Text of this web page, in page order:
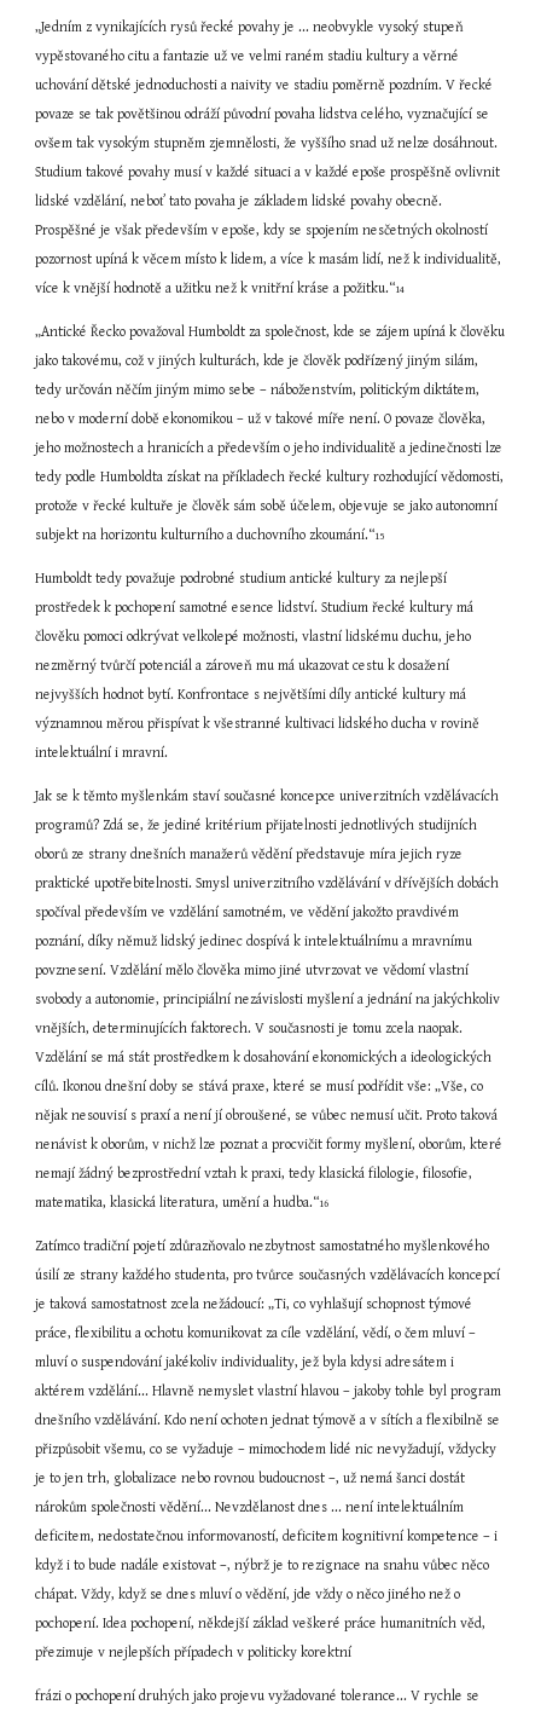
„Jedním z vynikajících rysů řecké povahy je ... neobvykle vysoký stupeň
vypěstovaného citu a fantazie už ve velmi raném stadiu kultury a věrné
uchování dětské jednoduchosti a naivity ve stadiu poměrně pozdním. V řecké
povaze se tak povětšinou odráží původní povaha lidstva celého, vyznačující se
ovšem tak vysokým stupněm zjemnělosti, že vyššího snad už nelze dosáhnout.
Studium takové povahy musí v každé situaci a v každé epoše prospěšně ovlivnit
lidské vzdělání, neboť tato povaha je základem lidské povahy obecně.
Prospěšné je však především v epoše, kdy se spojením nesčetných okolností
pozornost upíná k věcem místo k lidem, a více k masám lidí, než k individualitě,
více k vnější hodnotě a užitku než k vnitřní kráse a požitku.“14
„Antické Řecko považoval Humboldt za společnost, kde se zájem upíná k člověku
jako takovému, což v jiných kulturách, kde je člověk podřízený jiným silám,
tedy určován něčím jiným mimo sebe – náboženstvím, politickým diktátem,
nebo v moderní době ekonomikou – už v takové míře není. O povaze člověka,
jeho možnostech a hranicích a především o jeho individualitě a jedinečnosti lze
tedy podle Humboldta získat na příkladech řecké kultury rozhodující vědomosti,
protože v řecké kultuře je člověk sám sobě účelem, objevuje se jako autonomní
subjekt na horizontu kulturního a duchovního zkoumání.“15
Humboldt tedy považuje podrobné studium antické kultury za nejlepší
prostředek k pochopení samotné esence lidství. Studium řecké kultury má
člověku pomoci odkrývat velkolepé možnosti, vlastní lidskému duchu, jeho
nezměrný tvůrčí potenciál a zároveň mu má ukazovat cestu k dosažení
nejvyšších hodnot bytí. Konfrontace s největšími díly antické kultury má
významnou měrou přispívat k všestranné kultivaci lidského ducha v rovině
intelektuální i mravní.
Jak se k těmto myšlenkám staví současné koncepce univerzitních vzdělávacích
programů? Zdá se, že jediné kritérium přijatelnosti jednotlivých studijních
oborů ze strany dnešních manažerů vědění představuje míra jejich ryze
praktické upotřebitelnosti. Smysl univerzitního vzdělávání v dřívějších dobách
spočíval především ve vzdělání samotném, ve vědění jakožto pravdivém
poznání, díky němuž lidský jedinec dospívá k intelektuálnímu a mravnímu
povznesení. Vzdělání mělo člověka mimo jiné utvrzovat ve vědomí vlastní
svobody a autonomie, principiální nezávislosti myšlení a jednání na jakýchkoliv
vnějších, determinujících faktorech. V současnosti je tomu zcela naopak.
Vzdělání se má stát prostředkem k dosahování ekonomických a ideologických
cílů. Ikonou dnešní doby se stává praxe, které se musí podřídit vše: „Vše, co
nějak nesouvisí s praxí a není jí obroušené, se vůbec nemusí učit. Proto taková
nenávist k oborům, v nichž lze poznat a procvičit formy myšlení, oborům, které
nemají žádný bezprostřední vztah k praxi, tedy klasická filologie, filosofie,
matematika, klasická literatura, umění a hudba.“16
Zatímco tradiční pojetí zdůrazňovalo nezbytnost samostatného myšlenkového
úsilí ze strany každého studenta, pro tvůrce současných vzdělávacích koncepcí
je taková samostatnost zcela nežádoucí: „Ti, co vyhlašují schopnost týmové
práce, flexibilitu a ochotu komunikovat za cíle vzdělání, vědí, o čem mluví –
mluví o suspendování jakékoliv individuality, jež byla kdysi adresátem i
aktérem vzdělání... Hlavně nemyslet vlastní hlavou – jakoby tohle byl program
dnešního vzdělávání. Kdo není ochoten jednat týmově a v sítích a flexibilně se
přizpůsobit všemu, co se vyžaduje – mimochodem lidé nic nevyžadují, vždycky
je to jen trh, globalizace nebo rovnou budoucnost –, už nemá šanci dostát
nárokům společnosti vědění... Nevzdělanost dnes ... není intelektuálním
deficitem, nedostatečnou informovaností, deficitem kognitivní kompetence – i
když i to bude nadále existovat –, nýbrž je to rezignace na snahu vůbec něco
chápat. Vždy, když se dnes mluví o vědění, jde vždy o něco jiného než o
pochopení. Idea pochopení, někdejší základ veškeré práce humanitních věd,
přezimuje v nejlepších případech v politicky korektní
frázi o pochopení druhých jako projevu vyžadované tolerance... V rychle se